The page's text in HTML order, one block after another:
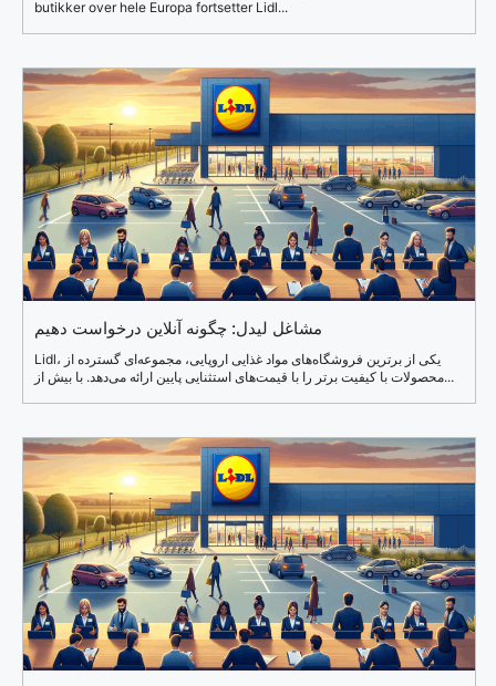
butikker over hele Europa fortsetter Lidl...
مشاغل لیدل: چگونه آنلاین درخواست دهیم
Lidl، یکی از برترین فروشگاه‌های مواد غذایی اروپایی، مجموعه‌ای گسترده از
محصولات با کیفیت برتر را با قیمت‌های استثنایی پایین ارائه می‌دهد. با بیش از...